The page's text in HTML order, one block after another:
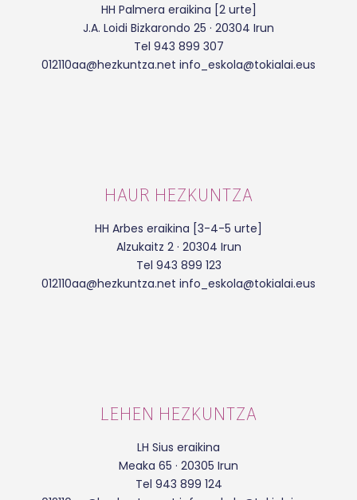
HH Palmera eraikina [2 urte]
J.A. Loidi Bizkarondo 25 · 20304 Irun
Tel 943 899 307
012110aa@hezkuntza.net info_eskola@tokialai.eus
HAUR HEZKUNTZA
HH Arbes eraikina [3-4-5 urte]
Alzukaitz 2 · 20304 Irun
Tel 943 899 123
012110aa@hezkuntza.net info_eskola@tokialai.eus
LEHEN HEZKUNTZA
LH Sius eraikina
Meaka 65 · 20305 Irun
Tel 943 899 124